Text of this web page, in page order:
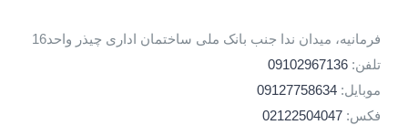
فرمانیه، میدان ندا جنب بانک ملی ساختمان اداری چیذر واحد16
تلفن: 09102967136
موبایل: 09127758634
فکس: 02122504047